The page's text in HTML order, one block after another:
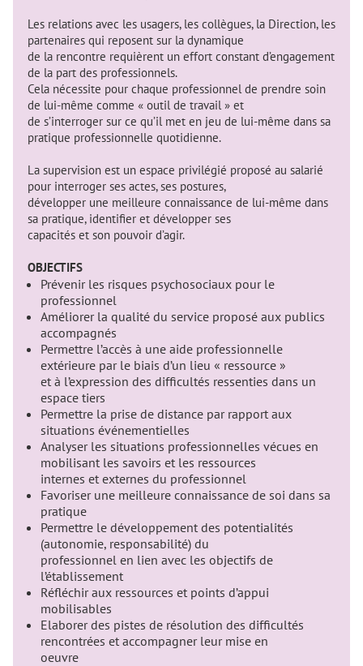
Les relations avec les usagers, les collègues, la Direction, les
partenaires qui reposent sur la dynamique
de la rencontre requièrent un effort constant d’engagement
de la part des professionnels.
Cela nécessite pour chaque professionnel de prendre soin
de lui-même comme « outil de travail » et
de s’interroger sur ce qu’il met en jeu de lui-même dans sa
pratique professionnelle quotidienne.
La supervision est un espace privilégié proposé au salarié
pour interroger ses actes, ses postures,
développer une meilleure connaissance de lui-même dans
sa pratique, identifier et développer ses
capacités et son pouvoir d’agir.
OBJECTIFS
Prévenir les risques psychosociaux pour le
professionnel
Améliorer la qualité du service proposé aux publics
accompagnés
Permettre l’accès à une aide professionnelle
extérieure par le biais d’un lieu « ressource »
et à l’expression des difficultés ressenties dans un
espace tiers
Permettre la prise de distance par rapport aux
situations événementielles
Analyser les situations professionnelles vécues en
mobilisant les savoirs et les ressources
internes et externes du professionnel
Favoriser une meilleure connaissance de soi dans sa
pratique
Permettre le développement des potentialités
(autonomie, responsabilité) du
professionnel en lien avec les objectifs de
l’établissement
Réfléchir aux ressources et points d’appui
mobilisables
Elaborer des pistes de résolution des difficultés
rencontrées et accompagner leur mise en
oeuvre